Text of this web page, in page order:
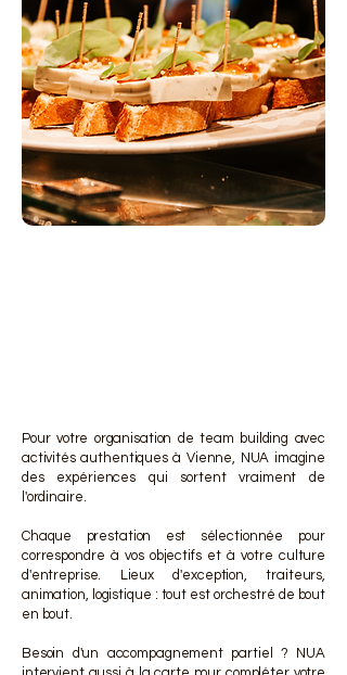
Pour votre organisation de team building avec
activités authentiques à Vienne, NUA imagine
des expériences qui sortent vraiment de
l'ordinaire.
Chaque prestation est sélectionnée pour
correspondre à vos objectifs et à votre culture
d'entreprise. Lieux d'exception, traiteurs,
animation, logistique : tout est orchestré de bout
en bout.
Besoin d'un accompagnement partiel ? NUA